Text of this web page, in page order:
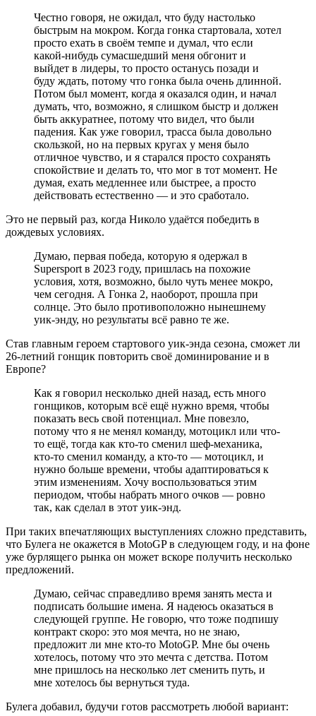
Честно говоря, не ожидал, что буду настолько
быстрым на мокром. Когда гонка стартовала, хотел
просто ехать в своём темпе и думал, что если
какой-нибудь сумасшедший меня обгонит и
выйдет в лидеры, то просто останусь позади и
буду ждать, потому что гонка была очень длинной.
Потом был момент, когда я оказался один, и начал
думать, что, возможно, я слишком быстр и должен
быть аккуратнее, потому что видел, что были
падения. Как уже говорил, трасса была довольно
скользкой, но на первых кругах у меня было
отличное чувство, и я старался просто сохранять
спокойствие и делать то, что мог в тот момент. Не
думая, ехать медленнее или быстрее, а просто
действовать естественно — и это сработало.
Это не первый раз, когда Николо удаётся победить в
дождевых условиях.
Думаю, первая победа, которую я одержал в
Supersport в 2023 году, пришлась на похожие
условия, хотя, возможно, было чуть менее мокро,
чем сегодня. А Гонка 2, наоборот, прошла при
солнце. Это было противоположно нынешнему
уик-энду, но результаты всё равно те же.
Став главным героем стартового уик-энда сезона, сможет ли
26-летний гонщик повторить своё доминирование и в
Европе?
Как я говорил несколько дней назад, есть много
гонщиков, которым всё ещё нужно время, чтобы
показать весь свой потенциал. Мне повезло,
потому что я не менял команду, мотоцикл или что-
то ещё, тогда как кто-то сменил шеф-механика,
кто-то сменил команду, а кто-то — мотоцикл, и
нужно больше времени, чтобы адаптироваться к
этим изменениям. Хочу воспользоваться этим
периодом, чтобы набрать много очков — ровно
так, как сделал в этот уик-энд.
При таких впечатляющих выступлениях сложно представить,
что Булега не окажется в MotoGP в следующем году, и на фоне
уже бурлящего рынка он может вскоре получить несколько
предложений.
Думаю, сейчас справедливо время занять места и
подписать большие имена. Я надеюсь оказаться в
следующей группе. Не говорю, что тоже подпишу
контракт скоро: это моя мечта, но не знаю,
предложит ли мне кто-то MotoGP. Мне бы очень
хотелось, потому что это мечта с детства. Потом
мне пришлось на несколько лет сменить путь, и
мне хотелось бы вернуться туда.
Булега добавил, будучи готов рассмотреть любой вариант: